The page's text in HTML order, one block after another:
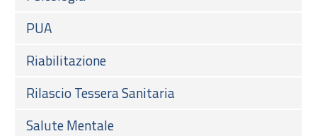
PUA
Riabilitazione
Rilascio Tessera Sanitaria
Salute Mentale